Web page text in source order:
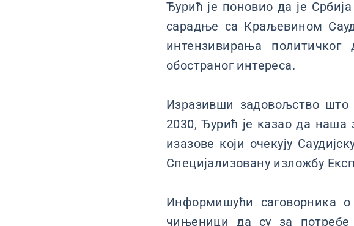
Ђурић је поновио да је
сарадње са Краљевином
интензивирања
обостраног интереса.
Изразивши задовољство
2030, Ђурић је казао да
изазове који очекују
Специјализовану изложбу
Информишући саговорника
чињеници да су за потребе